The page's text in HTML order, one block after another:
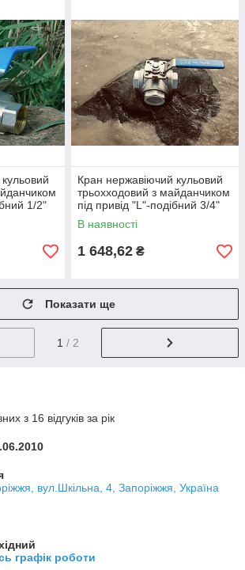
1/2"
Кран нержавіючий кульовий
трьохходовий з майданчиком
під привід "L"-подібний 3/4"
В наявності
1 648,62 ₴
Показати ще
1 / 2
з 16 відгуків за рік
вул.Шкільна, 4, Запоріжжя, Україна
графік роботи